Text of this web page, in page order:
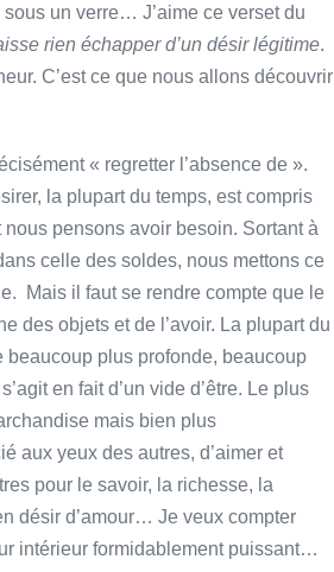
un verre… J’aime ce verset du
rien échapper d’un désir légitime.
C’est ce que nous allons découvrir
« regretter l’absence de ».
la plupart du temps, est compris
pensons avoir besoin. Sortant à
celle des soldes, nous mettons ce
Mais il faut se rendre compte que le
des objets et de l’avoir. La plupart du
plus profonde, beaucoup
en fait d’un vide d’être. Le plus
mais bien plus
aux yeux des autres, d’aimer et
pour le savoir, la richesse, la
désir d’amour… Je veux compter
intérieur formidablement puissant…